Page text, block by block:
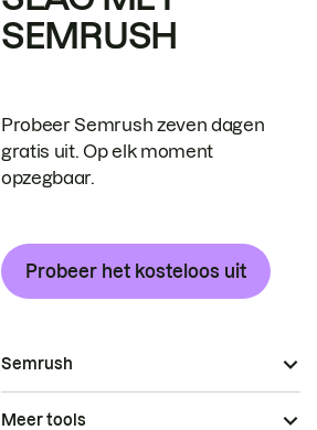
SEMRUSH
Probeer Semrush zeven dagen
gratis uit. Op elk moment
opzegbaar.
Probeer het kosteloos uit
Semrush
Meer tools